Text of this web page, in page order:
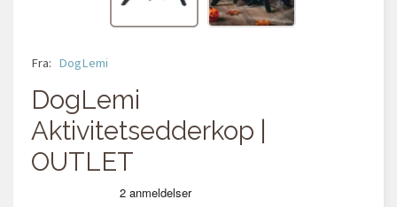
Fra: DogLemi
DogLemi
Aktivitetsedderkop |
OUTLET